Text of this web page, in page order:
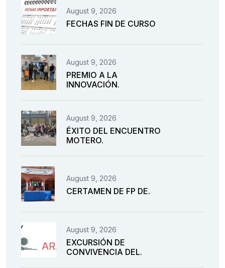
August 9, 2026
FECHAS FIN DE CURSO
August 9, 2026
PREMIO A LA
INNOVACIÓN.
August 9, 2026
ÉXITO DEL ENCUENTRO
MOTERO.
August 9, 2026
CERTAMEN DE FP DE.
August 9, 2026
EXCURSIÓN DE
CONVIVENCIA DEL.